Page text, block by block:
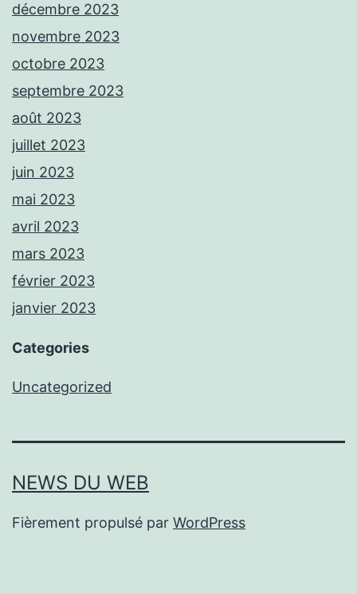
décembre 2023
novembre 2023
octobre 2023
septembre 2023
août 2023
juillet 2023
juin 2023
mai 2023
avril 2023
mars 2023
février 2023
janvier 2023
Categories
Uncategorized
NEWS DU WEB
Fièrement propulsé par WordPress